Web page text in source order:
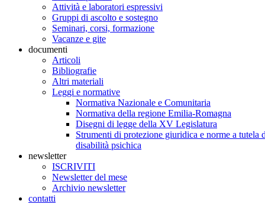
Attività e laboratori espressivi
Gruppi di ascolto e sostegno
Seminari, corsi, formazione
Vacanze e gite
documenti
Articoli
Bibliografie
Altri materiali
Leggi e normative
Normativa Nazionale e Comunitaria
Normativa della regione Emilia-Romagna
Disegni di legge della XV Legislatura
Strumenti di protezione giuridica e norme a tutela
disabilità psichica
newsletter
ISCRIVITI
Newsletter del mese
Archivio newsletter
contatti